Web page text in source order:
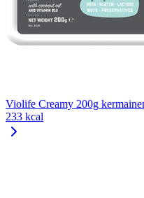
Violife Creamy 200g
233 kcal